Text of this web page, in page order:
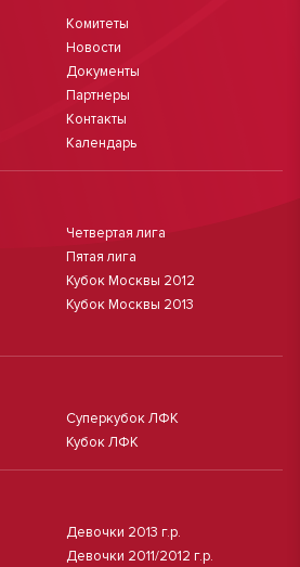
Комитеты
Новости
Документы
Партнеры
Контакты
Календарь
Четвертая лига
Пятая лига
Кубок Москвы 2012
Кубок Москвы 2013
Суперкубок ЛФК
Кубок ЛФК
Девочки 2013 г.р.
Девочки 2011/2012 г.р.